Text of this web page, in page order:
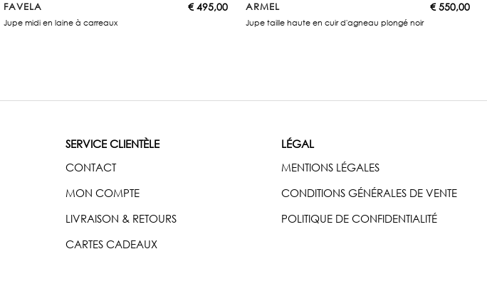
FAVELA
Jupe midi en laine à carreaux
€495,00 ARMEL
Jupe taille haute en cuir d'agneau plongé noir
€550,00
SERVICE CLIENTÈLE
CONTACT
MON COMPTE
LIVRAISON & RETOURS
CARTES CADEAUX
LÉGAL
MENTIONS LÉGALES
CONDITIONS GÉNÉRALES DE VENTE
POLITIQUE DE CONFIDENTIALITÉ